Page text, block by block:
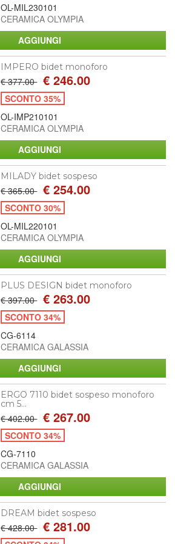
OL-MIL230101
CERAMICA OLYMPIA
IMPERO bidet monoforo
€ 377.00 € 246.00
SCONTO 35%
OL-IMP210101
CERAMICA OLYMPIA
MILADY bidet sospeso
€ 365.00 € 254.00
SCONTO 30%
OL-MIL220101
CERAMICA OLYMPIA
PLUS DESIGN bidet monoforo
€ 397.00 € 263.00
SCONTO 34%
CG-6114
CERAMICA GALASSIA
ERGO 7110 bidet sospeso monoforo
cm 5...
€ 402.00 € 267.00
SCONTO 34%
CG-7110
CERAMICA GALASSIA
DREAM bidet sospeso
€ 428.00 € 281.00